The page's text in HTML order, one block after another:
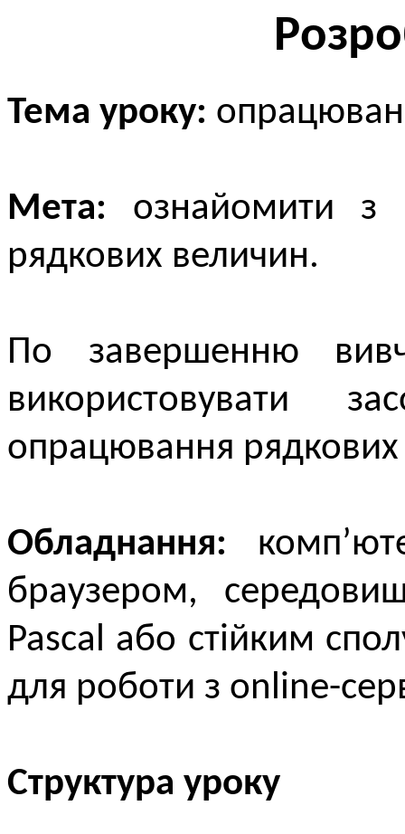
Тема уроку:
Мета: ознайомити з
рядкових величин.
По завершенню
використовувати
опрацювання
Обладнання:
браузером,
Pascal або стійким
для роботи з online-
Структура уроку